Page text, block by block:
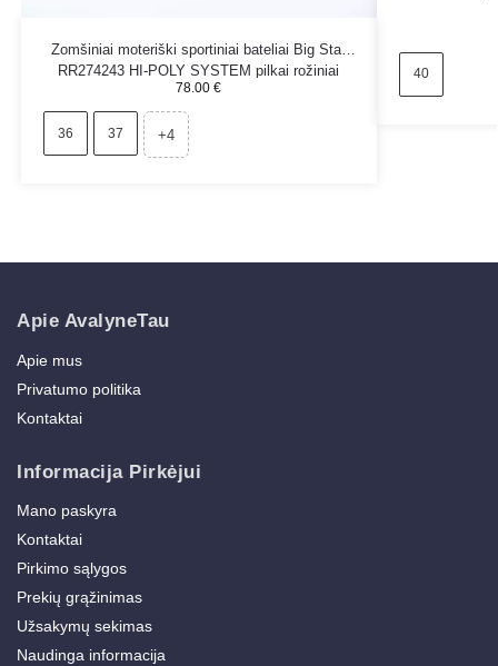
Zomšiniai moteriški sportiniai bateliai Big Star
RR274243 HI-POLY SYSTEM pilkai rožiniai
78.00€
36 37 +4
40
Apie AvalyneTau
Apie mus
Privatumo politika
Kontaktai
Informacija Pirkėjui
Mano paskyra
Kontaktai
Pirkimo sąlygos
Prekių grąžinimas
Užsakymų sekimas
Naudinga informacija